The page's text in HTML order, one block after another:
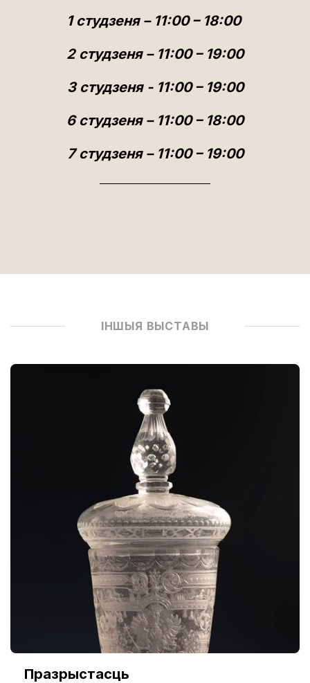
1 студзеня – 11:00 – 18:00
2 студзеня – 11:00 – 19:00
3 студзеня - 11:00 – 19:00
6 студзеня – 11:00 – 18:00
7 студзеня – 11:00 – 19:00
ІНШЫЯ ВЫСТАВЫ
Празрыстасць